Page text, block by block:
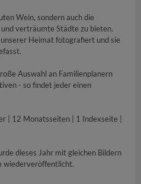
Wein, sondern auch die
verträumte Städte zu bieten.
Heimat fotografiert und sie
Auswahl an Familienplanern
- so findet jeder einen
| 12 Monatsseiten | 1 Indexseite |
dieses Jahr mit gleichen Bildern
wiederveröffentlicht.